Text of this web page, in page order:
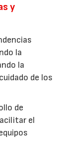
y
la
la
de los
de
el